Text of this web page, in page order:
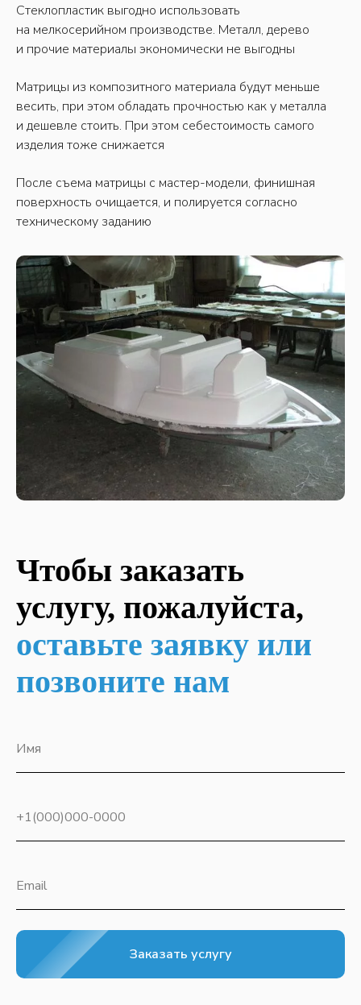
Стеклопластик выгодно использовать
на мелкосерийном производстве. Металл, дерево
и прочие материалы экономически не выгодны
Матрицы из композитного материала будут меньше
весить, при этом обладать прочностью как у металла
и дешевле стоить. При этом себестоимость самого
изделия тоже снижается
После съема матрицы с мастер-модели, финишная
поверхность очищается, и полируется согласно
техническому заданию
Чтобы заказать
услугу, пожалуйста,
оставьте заявку или
позвоните нам
Имя
+1(000)000-0000
Email
Заказать услугу
ИНФОРМАЦИЯ
компании
данных
Специальная оценка условия труда
КЛИЕНТАМ
Услуги прозводственного центра
Услуги инжинирингого центра
КОНТАКТЫ
г. Красноярск, ул. 60 лет октября, 172
ИНН /КПП 2465133134 /246501001
ОСТАВИТЬ ЗАЯВКУ